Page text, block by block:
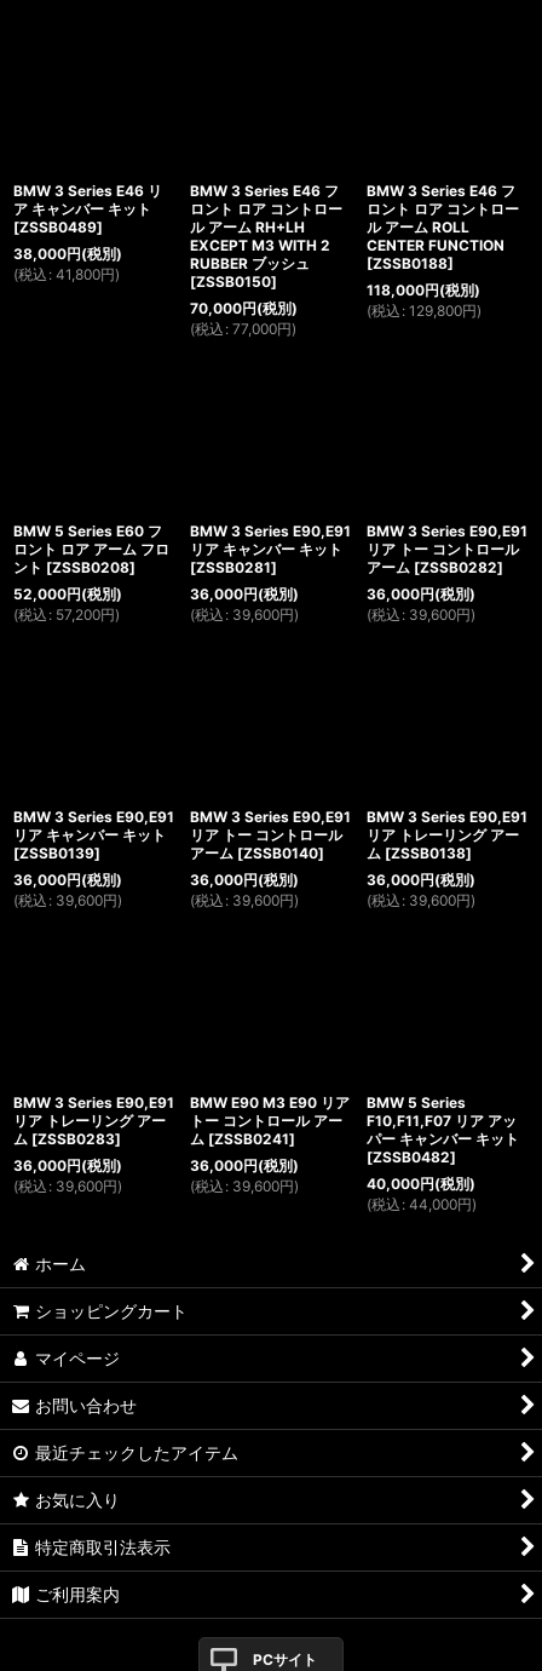
BMW 3 Series E46 リ
ア キャンバー キット
[ZSSB0489]
38,000円(税別)
(税込 : 41,800円)
BMW 3 Series E46 フ
ロント ロア コントロー
ル アーム RH+LH
EXCEPT M3 WITH 2
RUBBER ブッシュ
[ZSSB0150]
70,000円(税別)
(税込 : 77,000円)
BMW 3 Series E46 フ
ロント ロア コントロー
ル アーム ROLL
CENTER FUNCTION
[ZSSB0188]
118,000円(税別)
(税込 : 129,800円)
BMW 5 Series E60 フ
ロント ロア アーム フロ
ント [ZSSB0208]
52,000円(税別)
(税込 : 57,200円)
BMW 3 Series E90,E91
リア キャンバー キット
[ZSSB0281]
36,000円(税別)
(税込 : 39,600円)
BMW 3 Series E90,E91
リア トー コントロール
アーム [ZSSB0282]
36,000円(税別)
(税込 : 39,600円)
BMW 3 Series E90,E91
リア キャンバー キット
[ZSSB0139]
36,000円(税別)
(税込 : 39,600円)
BMW 3 Series E90,E91
リア トー コントロール
アーム [ZSSB0140]
36,000円(税別)
(税込 : 39,600円)
BMW 3 Series E90,E91
リア トレーリング アー
ム [ZSSB0138]
36,000円(税別)
(税込 : 39,600円)
BMW 3 Series E90,E91
リア トレーリング アー
ム [ZSSB0283]
36,000円(税別)
(税込 : 39,600円)
BMW E90 M3 E90 リア
トー コントロール アー
ム [ZSSB0241]
36,000円(税別)
(税込 : 39,600円)
BMW 5 Series
F10,F11,F07 リア アッ
パー キャンバー キット
[ZSSB0482]
40,000円(税別)
(税込 : 44,000円)
ホーム
ショッピングカート
マイページ
お問い合わせ
最近チェックしたアイテム
お気に入り
特定商取引法表示
ご利用案内
PCサイト